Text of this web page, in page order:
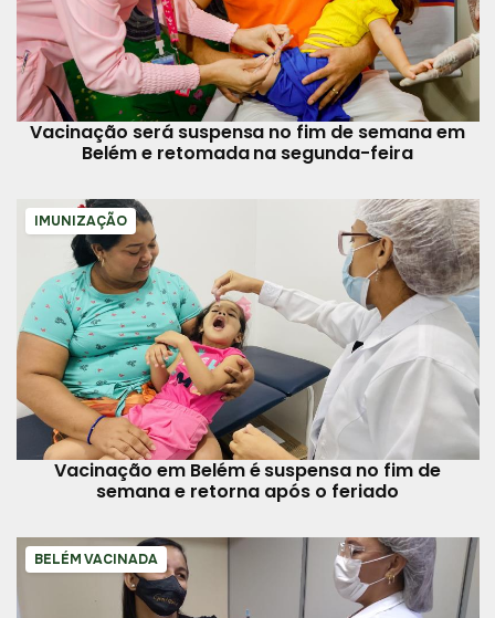
Vacinação será suspensa no fim de semana em
Belém e retomada na segunda-feira
IMUNIZAÇÃO
Vacinação em Belém é suspensa no fim de
semana e retorna após o feriado
BELÉM VACINADA